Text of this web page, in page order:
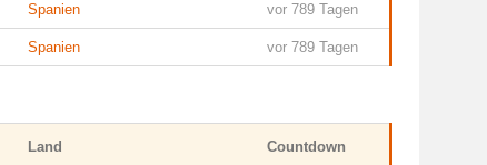
Spanien vor 789 Tagen
Spanien vor 789 Tagen
Land Countdown